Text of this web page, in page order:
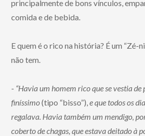
principalmente de bons vínculos,
comida e de bebida.
E quem é o rico na história? É um “Zé-
não tem.
- “Havia um homem rico que se vestia
finíssimo(tipo “bisso”),e que todos os
regalava. Havia também um mendigo,
coberto de chagas, que estava deitado à